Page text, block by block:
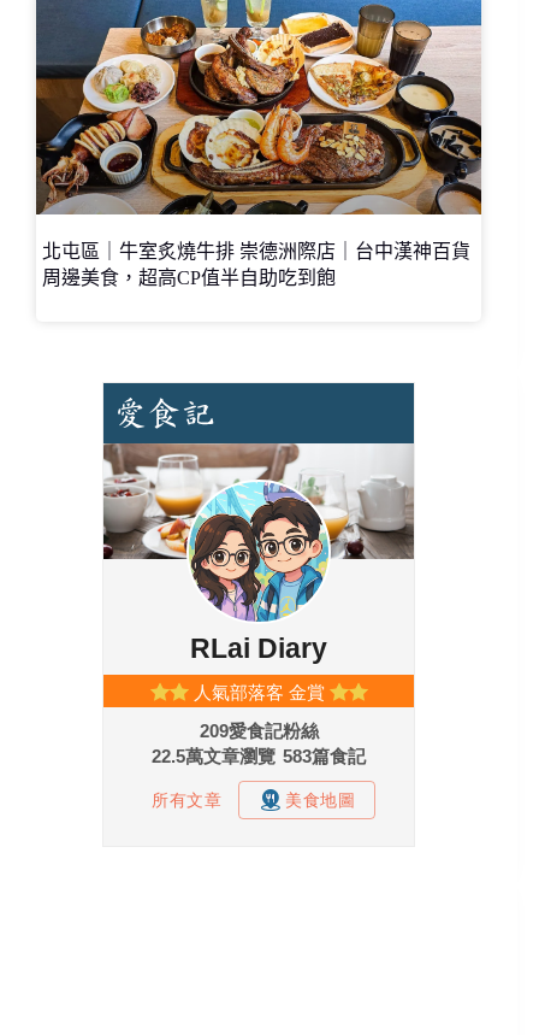
北屯區｜牛室炙燒牛排 崇德洲際店｜台中漢神百貨
周邊美食，超高CP值半自助吃到飽